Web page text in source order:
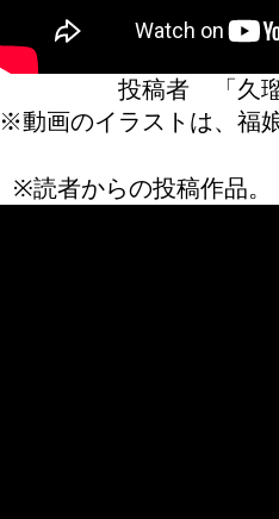
投稿者 「
※動画のイラストは、福
※読者からの投稿作品